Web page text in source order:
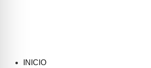
INICIO